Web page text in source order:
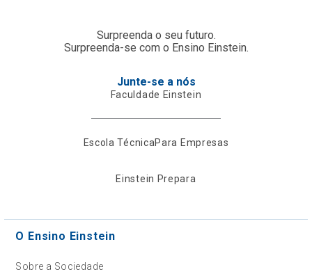
Surpreenda o seu futuro.
Surpreenda-se com o Ensino Einstein.
Junte-se a nós
Faculdade Einstein
Escola TécnicaPara Empresas
Einstein Prepara
O Ensino Einstein
Sobre a Sociedade